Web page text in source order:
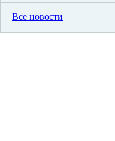
Все новости